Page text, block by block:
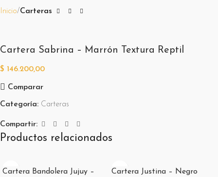
Inicio Carteras
Cartera Sabrina – Marrón Textura Reptil
$ 146.200,00
Comparar
Categoría: Carteras
Compartir:
Productos relacionados
Cartera Bandolera Jujuy –
Cartera Justina – Negro